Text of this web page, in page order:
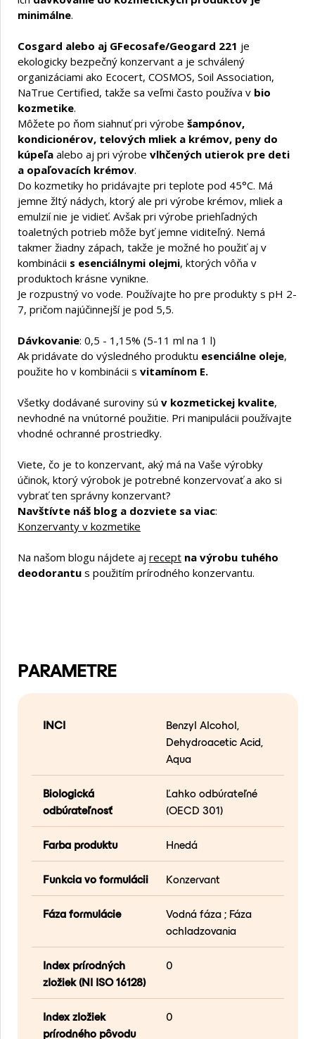
minimálne.
Cosgard alebo aj GFecosafe/Geogard 221 je
ekologicky bezpečný konzervant a je schválený
organizáciami ako Ecocert, COSMOS, Soil Association,
NaTrue Certified, takže sa veľmi často používa v bio
kozmetike.
Môžete po ňom siahnuť pri výrobe šampónov,
kondicionérov, telových mliek a krémov, peny do
kúpeľa alebo aj pri výrobe vlhčených utierok pre deti
a opaľovacích krémov.
Do kozmetiky ho pridávajte pri teplote pod 45°C. Má
jemne žltý nádych, ktorý ale pri výrobe krémov, mliek a
emulzií nie je vidieť. Avšak pri výrobe priehľadných
toaletných potrieb môže byť jemne viditeľný. Nemá
takmer žiadny zápach, takže je možné ho použiť aj v
kombinácii s esenciálnymi olejmi, ktorých vôňa v
produktoch krásne vynikne.
Je rozpustný vo vode. Používajte ho pre produkty s pH 2-
7, pričom najúčinnejší je pod 5,5.
Dávkovanie: 0,5 - 1,15% (5-11 ml na 1 l)
Ak pridávate do výsledného produktu esenciálne oleje,
použite ho v kombinácii s vitamínom E.
Všetky dodávané suroviny sú v kozmetickej kvalite,
nevhodné na vnútorné použitie. Pri manipulácii používajte
vhodné ochranné prostriedky.
Viete, čo je to konzervant, aký má na Vaše výrobky
účinok, ktorý výrobok je potrebné konzervovať a ako si
vybrať ten správny konzervant?
Navštívte náš blog a dozviete sa viac:
Konzervanty v kozmetike
Na našom blogu nájdete aj recept na výrobu tuhého
deodorantu s použitím prírodného konzervantu.
PARAMETRE
INCI
Benzyl Alcohol,
Dehydroacetic Acid,
Aqua
Biologická
odbúrateľnosť
Ľahko odbúrateľné
(OECD 301)
Farba produktu Hnedá
Funkcia vo formulácii Konzervant
Fáza formulácie
Vodná fáza ; Fáza
ochladzovania
Index prírodných
zložiek (NI ISO 16128)
0
Index zložiek
prírodného pôvodu
0